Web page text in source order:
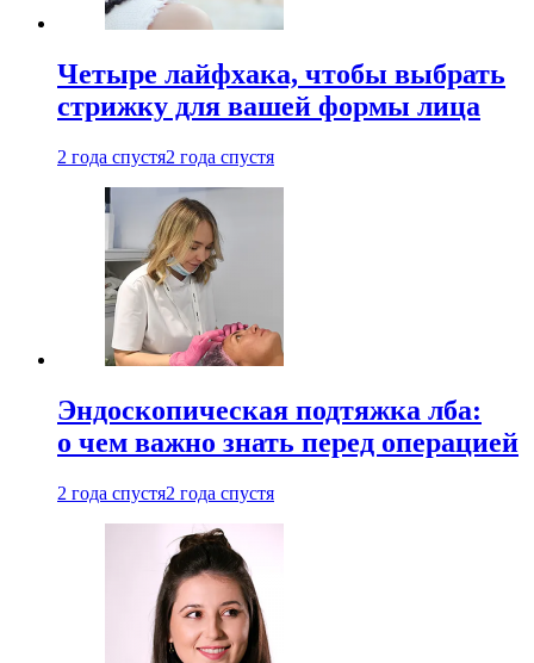
Четыре лайфхака, чтобы выбрать
стрижку для вашей формы лица
2 года спустя2 года спустя
Эндоскопическая подтяжка лба:
о чем важно знать перед операцией
2 года спустя2 года спустя